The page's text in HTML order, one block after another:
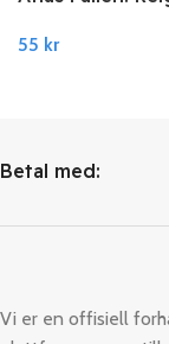
55 kr
Betal med:
Vi er en offisiell